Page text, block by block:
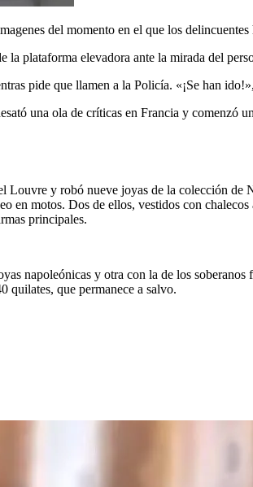
del momento en el que los
la plataforma elevadora ante la mirada del
pide que llamen a la Policía. «¡Se han
una ola de críticas en Francia y comenzó
y robó nueve joyas de la colección de
en motos. Dos de ellos, vestidos con
principales.
napoleónicas y otra con la de los soberanos
quilates, que permanece a salvo.